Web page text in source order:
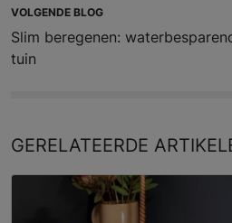
VOLGENDE BLOG
Slim beregenen:
tuin
GERELATEERDE